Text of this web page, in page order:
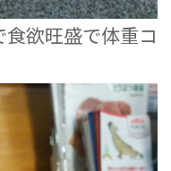
欲旺盛で体重コ